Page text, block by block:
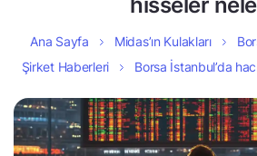
Ana Sayfa Midas’ın Kulakları
Şirket Haberleri
Borsa İstanbul’da